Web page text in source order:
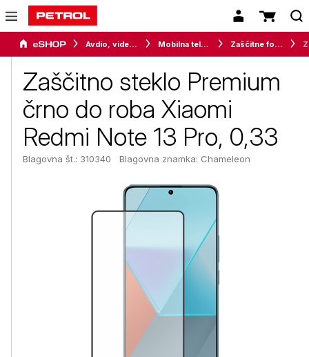
Avdio, video in telefonija Mobilna telefonija Zaščitne folije in stekla
Zaščitno steklo Premium
črno do roba Xiaomi
Redmi Note 13 Pro, 0,33
Blagovna št.: 310340 Blagovna znamka: Chameleon